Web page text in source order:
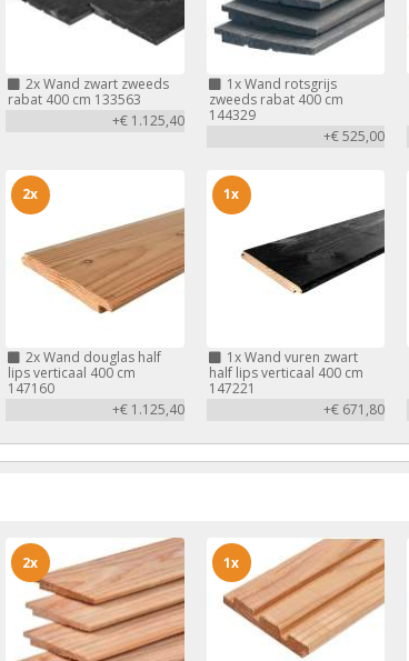
2xWand zwart zweeds
rabat 400 cm 133563
+€ 1.125,40
1xWand rotsgrijs
zweeds rabat 400 cm
144329
+€ 525,00
2xWand douglas half
lips verticaal 400 cm
147160
+€ 1.125,40
2x
1xWand vuren zwart
half lips verticaal 400 cm
147221
+€ 671,80
1x
2x 1x